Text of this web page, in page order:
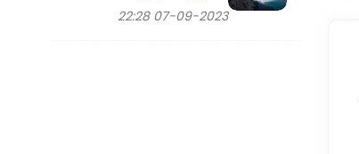
07-09-2023 22:28